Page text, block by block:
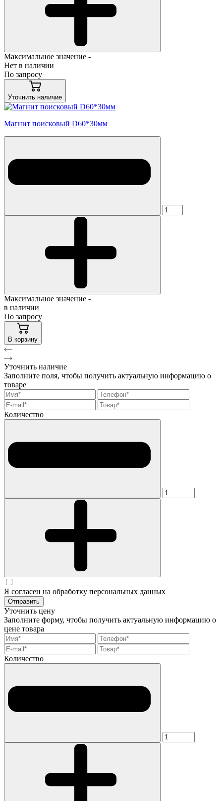
Максимальное значение -
Нет в наличии
По запросу
Уточнить наличие
Магнит поисковый D60*30мм
Максимальное значение -
в наличии
По запросу
В корзину
Уточнить наличие
Заполните поля, чтобы получить актуальную информацию о
товаре
Количество
Я согласен на обработку персональных данных
Отправить
Уточнить цену
Заполните форму, чтобы получить актуальную информацию о
цене товара
Количество